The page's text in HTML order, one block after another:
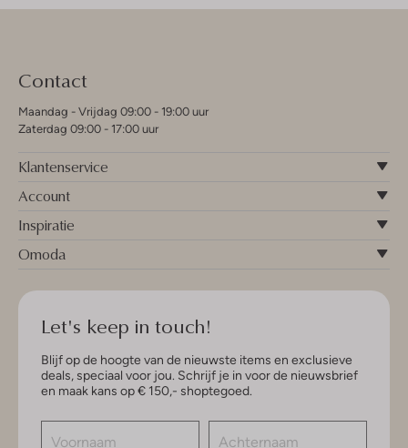
Contact
Maandag - Vrijdag 09:00 - 19:00 uur
Zaterdag 09:00 - 17:00 uur
Klantenservice
Account
Inspiratie
Omoda
Let's keep in touch!
Blijf op de hoogte van de nieuwste items en exclusieve
deals, speciaal voor jou. Schrijf je in voor de nieuwsbrief
en maak kans op € 150,- shoptegoed.